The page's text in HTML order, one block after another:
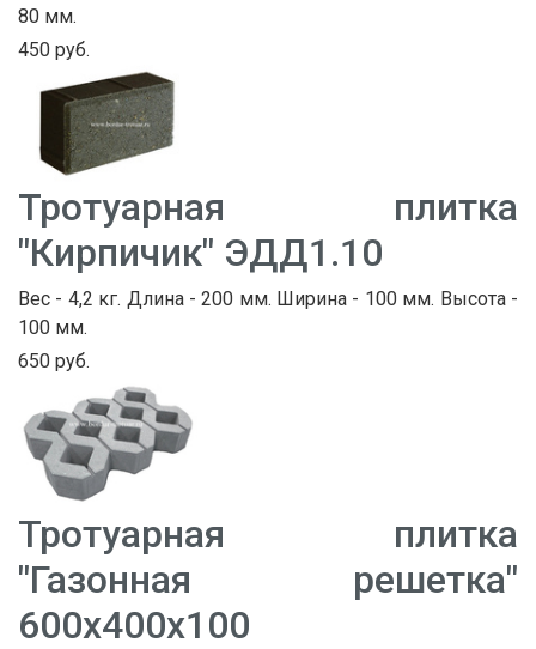
80 мм.
450 руб.
Тротуарная плитка
"Кирпичик" ЭДД1.10
Вес - 4,2 кг. Длина - 200 мм. Ширина - 100 мм. Высота -
100 мм.
650 руб.
Тротуарная плитка
"Газонная решетка"
600х400х100